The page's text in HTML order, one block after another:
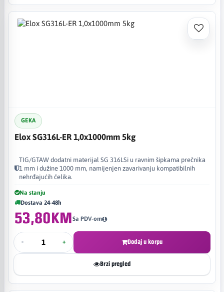
GEKA
Elox SG316L-ER 1,0x1000mm 5kg
TIG/GTAW dodatni materijal SG 316LSi u ravnim šipkama prečnika
1 mm i dužine 1000 mm, namijenjen zavarivanju kompatibilnih
nehrđajućih čelika.
Na stanju
Dostava 24-48h
53,80KMSa PDV-om
- + Dodaj u korpu
Brzi pregled